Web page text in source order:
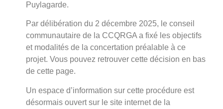
Puylagarde.
Par délibération du 2 décembre 2025, le conseil
communautaire de la CCQRGA a fixé les objectifs
et modalités de la concertation préalable à ce
projet. Vous pouvez retrouver cette décision en bas
de cette page.
Un espace d’information sur cette procédure est
désormais ouvert sur le site internet de la